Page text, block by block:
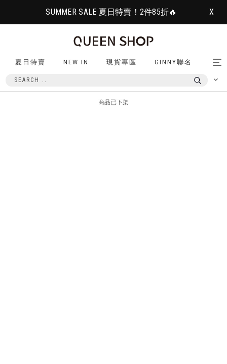
SUMMER SALE 夏日特賣！2件85折🔥 X
夏日特賣 NEW IN 現貨專區 GINNY聯名
商品已下架